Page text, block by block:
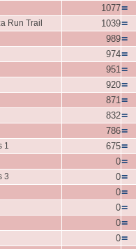
1077=
Run Trail 1039=
989=
974=
951 =
920=
871 =
832=
786=
1 675=
0=
3 0=
0=
0=
0=
0=